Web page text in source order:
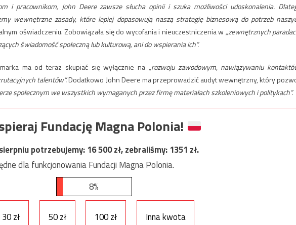
i pracownikom, John Deere zawsze słucha opinii i szuka możliwości udoskonalenia.
wewnętrzne zasady, które lepiej dopasowują naszą strategię biznesową do potrzeb
oświadczeniu. Zobowiązała się do wycofania i nieuczestniczenia w „zewnętrznych
świadomość społeczną lub kulturową, ani do wspierania ich”.
ma od teraz skupiać się wyłącznie na „rozwoju zawodowym, nawiązywaniu
talentów”.Dodatkowo John Deere ma przeprowadzić audyt wewnętrzny, który
społecznym we wszystkich wymaganych przez firmę materiałach szkoleniowych i politykach”.
Fundację Magna Polonia!
potrzebujemy:16 500zł, zebraliśmy:1351 zł.
dla funkcjonowania Fundacji Magna Polonia.
8%
30 zł 50 zł 100 zł
Inna kwota